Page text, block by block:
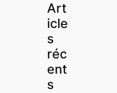
Art
icle
s
réc
ent
s